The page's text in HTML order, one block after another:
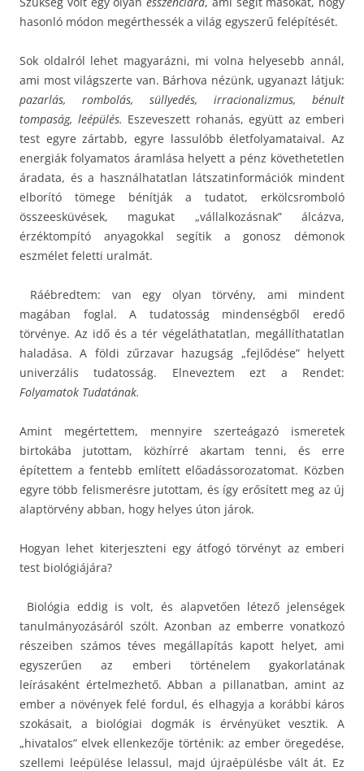
hasonló módon megérthessék a világ egyszerű felépítését.
Sok oldalról lehet magyarázni, mi volna helyesebb annál,
ami most világszerte van. Bárhova nézünk, ugyanazt látjuk:
pazarlás, rombolás, süllyedés, irracionalizmus, bénult
tompaság, leépülés. Eszeveszett rohanás, együtt az emberi
test egyre zártabb, egyre lassulóbb életfolyamataival. Az
energiák folyamatos áramlása helyett a pénz követhetetlen
áradata, és a használhatatlan látszatinformációk mindent
elborító tömege bénítják a tudatot, erkölcsromboló
összeesküvések, magukat „vállalkozásnak” álcázva,
érzéktompító anyagokkal segítik a gonosz démonok
eszmélet feletti uralmát.
Ráébredtem: van egy olyan törvény, ami mindent
magában foglal. A tudatosság mindenségből eredő
törvénye. Az idő és a tér végeláthatatlan, megállíthatatlan
haladása. A földi zűrzavar hazugság „fejlődése” helyett
univerzális tudatosság. Elneveztem ezt a Rendet:
Folyamatok Tudatának.
Amint megértettem, mennyire szerteágazó ismeretek
birtokába jutottam, közhírré akartam tenni, és erre
építettem a fentebb említett előadássorozatomat. Közben
egyre több felismerésre jutottam, és így erősített meg az új
alaptörvény abban, hogy helyes úton járok.
Hogyan lehet kiterjeszteni egy átfogó törvényt az emberi
test biológiájára?
Biológia eddig is volt, és alapvetően létező jelenségek
tanulmányozásáról szólt. Azonban az emberre vonatkozó
részeiben számos téves megállapítás kapott helyet, ami
egyszerűen az emberi történelem gyakorlatának
leírásaként értelmezhető. Abban a pillanatban, amint az
ember a növények felé fordul, és elhagyja a korábbi káros
szokásait, a biológiai dogmák is érvényüket vesztik. A
„hivatalos” elvek ellenkezője történik: az ember öregedése,
szellemi leépülése lelassul, majd újraépülésbe vált át. Ez